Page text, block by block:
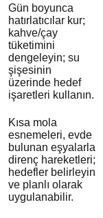
Gün boyunca
hatırlatıcılar kur;
kahve/çay
tüketimini
dengeleyin; su
şişesinin
üzerinde hedef
işaretleri kullanın.
Kısa mola
esnemeleri, evde
bulunan eşyalarla
direnç hareketleri;
hedefler belirleyin
ve planlı olarak
uygulanabilir.